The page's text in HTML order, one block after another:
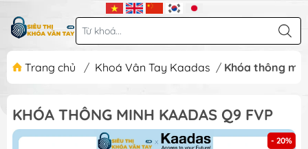
Trang chủ / Khoá Vân Tay Kaadas / Khóa thông
KHÓA THÔNG MINH KAADAS Q9 FVP
- 20%